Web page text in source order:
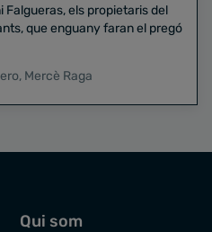
Falgueras, els propietaris del
, Mercè Raga
Qui som